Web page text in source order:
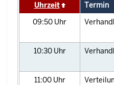
Uhrzeit Termin
09:50 Uhr
10:30 Uhr
11:00 Uhr